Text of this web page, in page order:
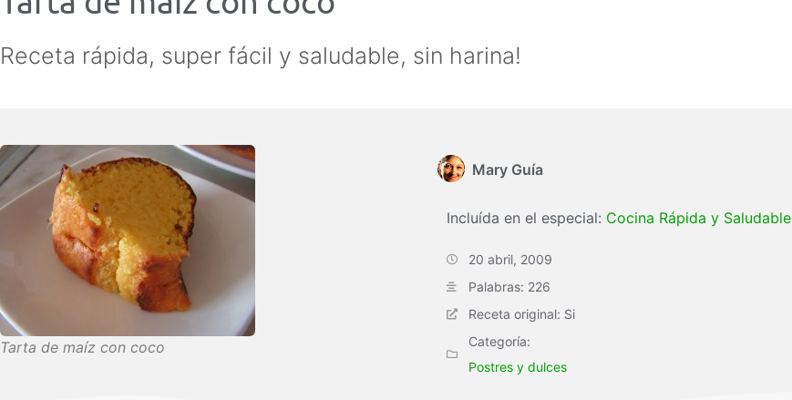
Receta rápida, super fácil y saludable, sin harina!
Tarta de maíz con coco
Mary Guía
Incluída en el especial: Cocina Rápida y Saludable
20 abril, 2009
Palabras: 226
Receta original: Si
Categoría:
Postres y dulces